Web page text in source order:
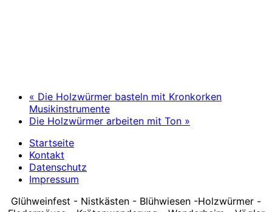
« Die Holzwürmer basteln mit Kronkorken
Musikinstrumente
Die Holzwürmer arbeiten mit Ton »
Startseite
Kontakt
Datenschutz
Impressum
Glühweinfest - Nistkästen - Blühwiesen -Holzwürmer -